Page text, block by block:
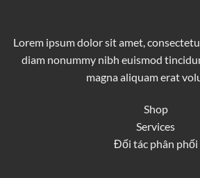
Lorem ipsum dolor sit amet,
diam nonummy nibh euismod
magna aliquam erat
Shop
Services
Đối tác phân phối